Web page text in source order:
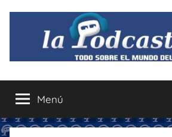
contenido
La
Podcastfera
el
mundo
del
Menú